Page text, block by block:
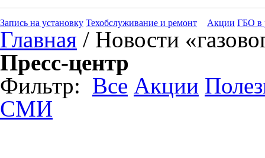
Запись на установку Техобслуживание и ремонт Акции ГБО в
Главная / Новости
Пресс-центр
Фильтр: Все Акции
СМИ